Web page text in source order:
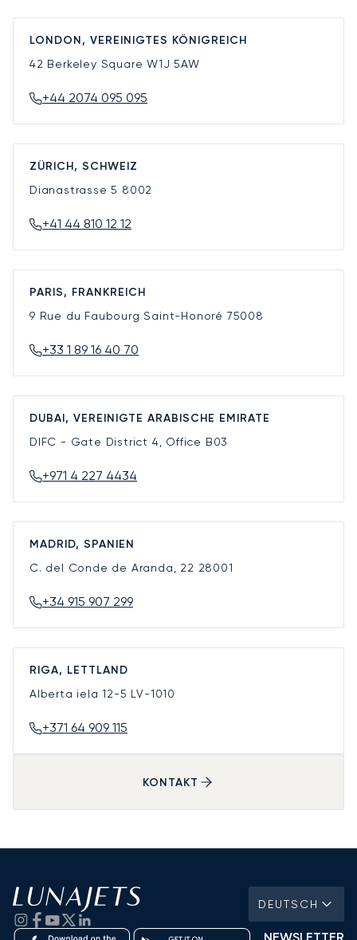
LONDON, VEREINIGTES KÖNIGREICH
42 Berkeley SquareW1J 5AW
+44 2074 095 095
ZÜRICH, SCHWEIZ
Dianastrasse 5 8002
+41 44 810 12 12
PARIS, FRANKREICH
9 Rue du Faubourg Saint-Honoré 75008
+33 1 89 16 40 70
DUBAI, VEREINIGTE ARABISCHE EMIRATE
DIFC - Gate District 4, Office B03
+971 4 227 4434
MADRID, SPANIEN
C. del Conde de Aranda, 22 28001
+34 915 907 299
RIGA, LETTLAND
Alberta iela 12-5 LV-1010
+371 64 909 115
KONTAKT
DEUTSCH